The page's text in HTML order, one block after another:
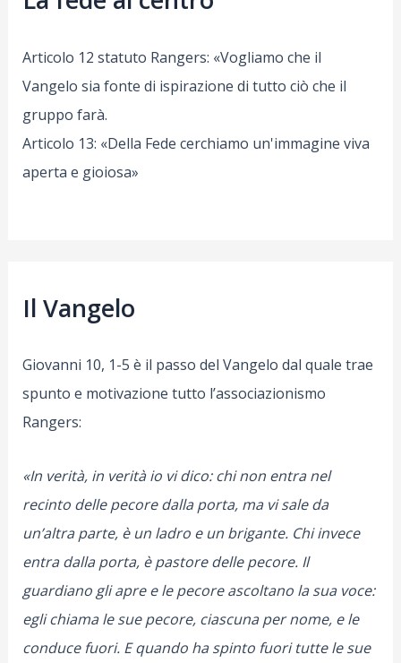
Articolo 12 statuto Rangers: «Vogliamo che il
Vangelo sia fonte di ispirazione di tutto ciò che il
gruppo farà.
Articolo 13: «Della Fede cerchiamo un'immagine viva
aperta e gioiosa»
Il Vangelo
Giovanni 10, 1-5 è il passo del Vangelo dal quale trae
spunto e motivazione tutto l’associazionismo
Rangers:
«In verità, in verità io vi dico: chi non entra nel
recinto delle pecore dalla porta, ma vi sale da
un’altra parte, è un ladro e un brigante. Chi invece
entra dalla porta, è pastore delle pecore. Il
guardiano gli apre e le pecore ascoltano la sua voce:
egli chiama le sue pecore, ciascuna per nome, e le
conduce fuori. E quando ha spinto fuori tutte le sue